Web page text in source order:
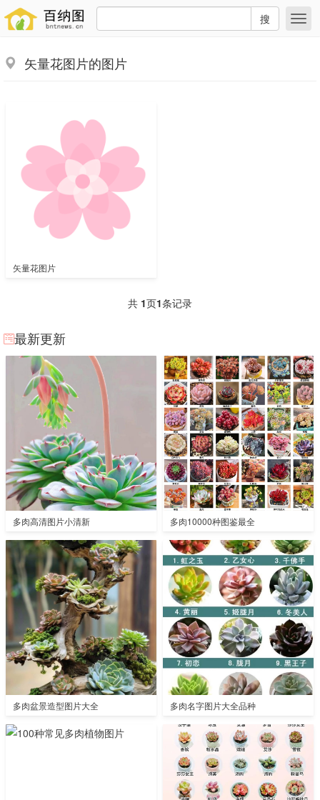
搜
矢量花图片的图片
矢量花图片
共 1页1条记录
最新更新
多肉高清图片小清新 多肉10000种图鉴最全
多肉盆景造型图片大全 多肉名字图片大全品种